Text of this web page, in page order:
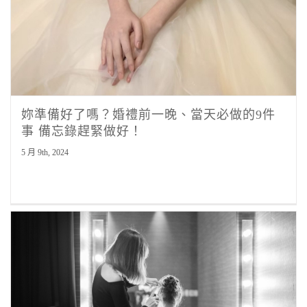
妳準備好了嗎？婚禮前一晚、當天必做的9件
事 備忘錄趕緊做好！
5 月 9th, 2024